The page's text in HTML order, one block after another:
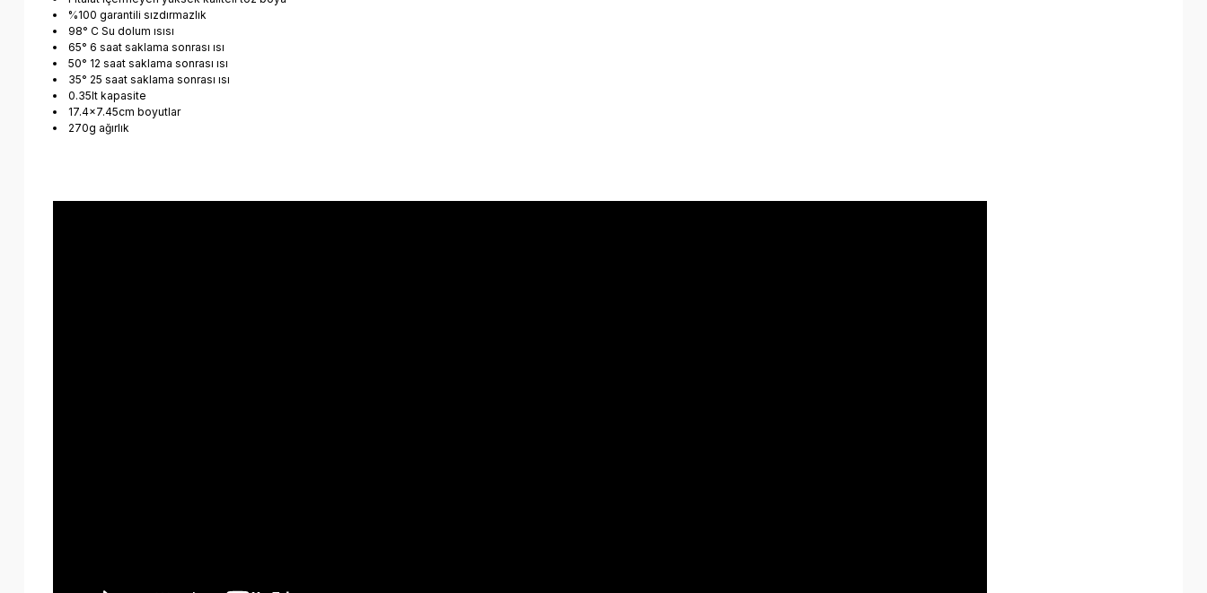
%100 garantili sızdırmazlık
98° C Su dolum ısısı
65° 6 saat saklama sonrası ısı
50° 12 saat saklama sonrası ısı
35° 25 saat saklama sonrası ısı
0.35lt kapasite
17.4x7.45cm boyutlar
270g ağırlık